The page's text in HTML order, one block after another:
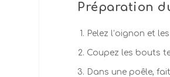
Préparation
Pelez l’oignon et
Coupez les bouts
Dans une poêle,